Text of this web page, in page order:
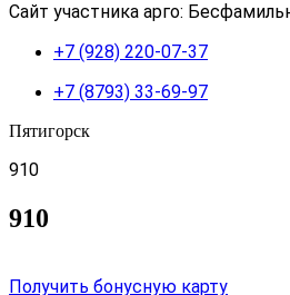
Сайт участника арго:
+7 (928) 220-07-37
+7 (8793) 33-69-97
Пятигорск
910
910
Получить бонусную карту